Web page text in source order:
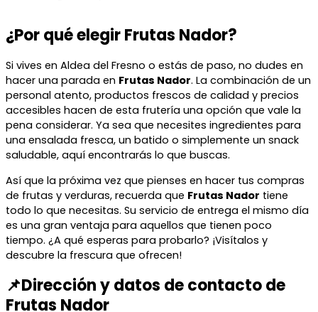
¿Por qué elegir Frutas Nador?
Si vives en Aldea del Fresno o estás de paso, no dudes en
hacer una parada en Frutas Nador. La combinación de un
personal atento, productos frescos de calidad y precios
accesibles hacen de esta frutería una opción que vale la
pena considerar. Ya sea que necesites ingredientes para
una ensalada fresca, un batido o simplemente un snack
saludable, aquí encontrarás lo que buscas.
Así que la próxima vez que pienses en hacer tus compras
de frutas y verduras, recuerda que Frutas Nador tiene
todo lo que necesitas. Su servicio de entrega el mismo día
es una gran ventaja para aquellos que tienen poco
tiempo. ¿A qué esperas para probarlo? ¡Visítalos y
descubre la frescura que ofrecen!
📌Dirección y datos de contacto de
Frutas Nador